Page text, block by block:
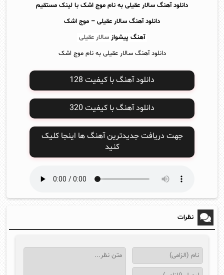
دانلود آهنگ سالار عقیلی به نام موج اشک با لینک مستقیم
دانلود آهنگ سالار عقیلی – موج اشک
آهنگ پیشواز سالار عقیلی
دانلود آهنگ سالار عقیلی به نام موج اشک
دانلود آهنگ با کیفیت 128
دانلود آهنگ با کیفیت 320
جهت دریافت جدیدترین آهنگ ها اینجا کلیک
کنید
نظرات